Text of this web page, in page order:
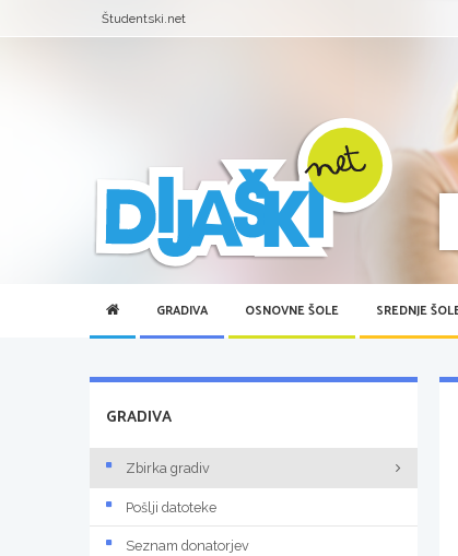
Študentski.net
GRADIVA OSNOVNE ŠOLE SREDNJE
GRADIVA
Zbirka gradiv
Pošlji datoteke
Seznam donatorjev